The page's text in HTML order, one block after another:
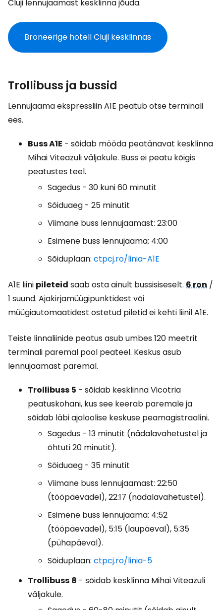
Cluji lennujaamast kesklinna jõuda.
Broneerige hotell Cluji kesklinnas
Trollibuss ja bussid
Lennujaama ekspressliin A1E peatub otse terminali
ees.
Buss A1E - sõidab mööda peatänavat kesklinna
Mihai Viteazuli väljakule. Buss ei peatu kõigis
peatustes teel.
Sagedus - 30 kuni 60 minutit
Sõiduaeg - 25 minutit
Viimane buss lennujaamast: 23:00
Esimene buss lennujaama: 4:00
Sõiduplaan: ctpcj.ro/linia-A1E
A1E liini pileteid saab osta ainult bussisiseselt. 6 ron /
1 suund. Ajakirjamüügipunktidest või
müügiautomaatidest ostetud piletid ei kehti liinil A1E.
Teiste linnaliinide peatus asub umbes 120 meetrit
terminali paremal pool peateel. Keskus asub
lennujaamast paremal.
Trollibuss 5 - sõidab kesklinna Vicotria
peatuskohani, kus see keerab paremale ja
sõidab läbi ajaloolise keskuse peamagistraalini.
Sagedus - 13 minutit (nädalavahetustel ja
õhtuti 20 minutit).
Sõiduaeg - 35 minutit
Viimane buss lennujaamast: 22:50
(tööpäevadel), 22:17 (nädalavahetustel).
Esimene buss lennujaama: 4:52
(tööpäevadel), 5:15 (laupäeval), 5:35
(pühapäeval).
Sõiduplaan: ctpcj.ro/linia-5
Trollibuss 8 - sõidab kesklinna Mihai Viteazuli
väljakule.